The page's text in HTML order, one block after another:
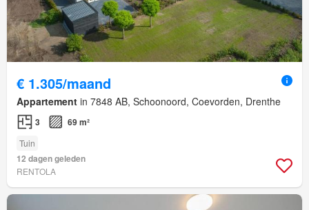
€ 1.305/maand
Appartement in 7848 AB, Schoonoord, Coevorden, Drenthe
3 69 m²
Tuin
12 dagen geleden
RENTOLA